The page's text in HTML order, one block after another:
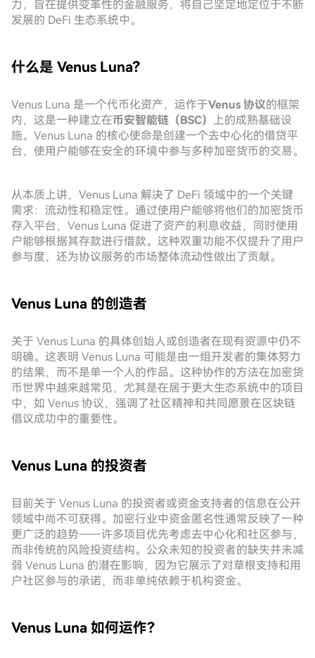
力，旨在提供变革性的金融服务，将自己坚定地定位于不断
发展的 DeFi 生态系统中。
什么是 Venus Luna?
Venus Luna 是一个代币化资产，运作于Venus 协议的框架
内，这是一种建立在币安智能链（BSC） 上的成熟基础设
施。Venus Luna 的核心使命是创建一个去中心化的借贷平
台，使用户能够在安全的环境中参与多种加密货币的交易。
从本质上讲，Venus Luna 解决了 DeFi 领域中的一个关键
需求：流动性和稳定性。通过使用户能够将他们的加密货币
存入平台，Venus Luna 促进了资产的利息收益，同时使用
户能够根据其存款进行借款。这种双重功能不仅提升了用户
参与度，还为协议服务的市场整体流动性做出了贡献。
Venus Luna 的创造者
关于 Venus Luna 的具体创始人或创造者在现有资源中仍不
明确。这表明 Venus Luna 可能是由一组开发者的集体努力
的结果，而不是单一个人的作品。这种协作的方法在加密货
币世界中越来越常见，尤其是在居于更大生态系统中的项目
中，如 Venus 协议，强调了社区精神和共同愿景在区块链
倡议成功中的重要性。
Venus Luna 的投资者
目前关于 Venus Luna 的投资者或资金支持者的信息在公开
领域中尚不可获得。加密行业中资金匿名性通常反映了一种
更广泛的趋势——许多项目优先考虑去中心化和社区参与，
而非传统的风险投资结构。公众未知的投资者的缺失并未减
弱 Venus Luna 的潜在影响，因为它展示了对草根支持和用
户社区参与的承诺，而非单纯依赖于机构资金。
Venus Luna 如何运作？